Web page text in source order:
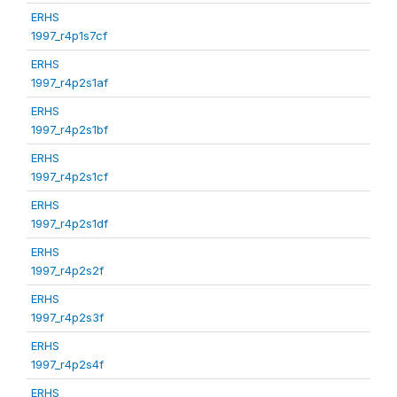
ERHS
1997_r4p1s7cf
ERHS
1997_r4p2s1af
ERHS
1997_r4p2s1bf
ERHS
1997_r4p2s1cf
ERHS
1997_r4p2s1df
ERHS
1997_r4p2s2f
ERHS
1997_r4p2s3f
ERHS
1997_r4p2s4f
ERHS